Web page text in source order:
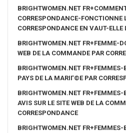
BRIGHTWOMEN.NET
CORRESPONDANCE-FONCTIONNE
CORRESPONDANCE EN VAUT-ELLE
BRIGHTWOMEN.NET FR+FEMME-
WEB DE LA COMMANDE PAR
BRIGHTWOMEN.NET FR+FEMMES-
PAYS DE LA MARIГ©E PAR
BRIGHTWOMEN.NET
AVIS SUR LE SITE WEB DE LA
CORRESPONDANCE
BRIGHTWOMEN.NET FR+FEMMES-